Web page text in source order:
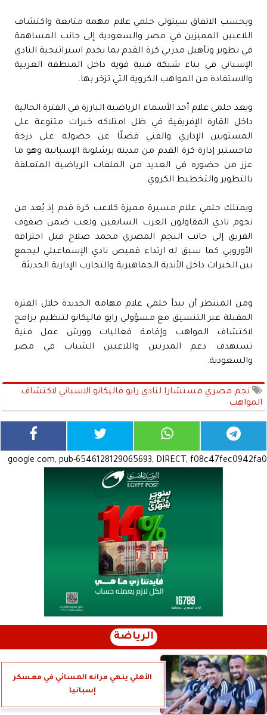
وبحسب الاتفاق سيتولى حلمي علام مهمة متابعة واكتشاف
اللاعبين المميزين في مصر والسعودية إلى جانب المساهمة
في تطوير وتأهيل مدربي كرة القدم بما يخدم استراتيجية النادي
الإسباني في بناء شبكة فنية قوية داخل المنطقة العربية
والاستفادة من المواهب الكروية التي تزخر بها.
ويعد حلمي علام أحد الأسماء الرياضية البارزة في الفترة الحالية
داخل القارة الإفريقية في ظل امتلاكه خبرات متنوعة على
المستويين الإداري والفني فضلًا عن حصوله على درجة
ماجستير إدارة كرة القدم من مدينة برشلونة الإسبانية وهو ما
عزز من حضوره في العديد من الملفات الرياضية المتعلقة
بالتطوير والتخطيط الكروي.
ويمتلك حلمي علام مسيرة مميزة كلاعب كرة قدم إذ يُعد من
نجوم نادي المقاولون العرب السابقين ولعب ضمن صفوف
الفريق إلى جانب النجم المصري محمد صلاح قبل احترافه
الأوروبي كما سبق له ارتداء قميص نادي الإسماعيلي ليجمع
بين الخبرات داخل الأندية الجماهيرية والتجارب الإدارية الحديثة.
ومن المنتظر أن يبدأ حلمي علام مهامه الجديدة خلال الفترة
المقبلة عبر التنسيق مع مسؤولي رايو فاليكانو لتنظيم برامج
لاكتشاف المواهب وإقامة فعاليات وورش عمل فنية
تستهدف دعم المدربين واللاعبين الشباب في مصر
والسعودية.
نجم مصري مستشارا لنادي رايو فاليكانو الاسباني لاكتشاف
المواهب
google.com, pub-6546128129065693, DIRECT, f08c47fec0942fa0
الرياضة
الأهلي ينهي مرانه المسائي في معسكر
إسبانيا